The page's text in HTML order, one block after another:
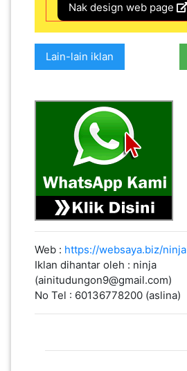
Nak design web page
Lain-lain iklan
Web : https://websaya.biz/ninja
Iklan dihantar oleh : ninja
(ainitudungon9@gmail.com)
No Tel : 60136778200 (aslina)